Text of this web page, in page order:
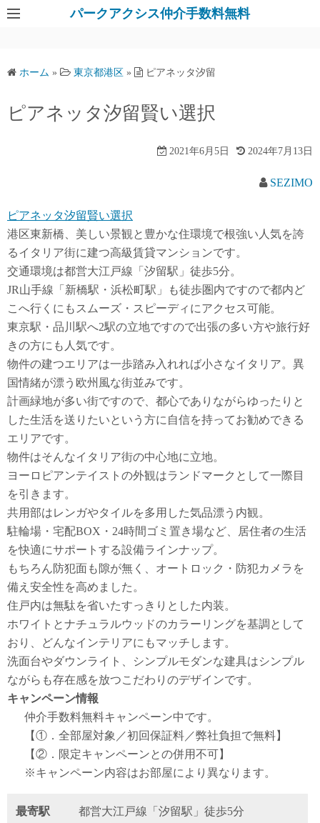
パークアクシス仲介手数料無料
ホーム » 東京都港区 » ピアネッタ汐留
ピアネッタ汐留賢い選択
2021年6月5日 2024年7月13日
SEZIMO
ピアネッタ汐留賢い選択
港区東新橋、美しい景観と豊かな住環境で根強い人気を誇
るイタリア街に建つ高級賃貸マンションです。
交通環境は都営大江戸線「汐留駅」徒歩5分。
JR山手線「新橋駅・浜松町駅」も徒歩圏内ですので都内ど
こへ行くにもスムーズ・スピーディにアクセス可能。
東京駅・品川駅へ2駅の立地ですので出張の多い方や旅行好
きの方にも人気です。
物件の建つエリアは一歩踏み入れれば小さなイタリア。異
国情緒が漂う欧州風な街並みです。
計画緑地が多い街ですので、都心でありながらゆったりと
した生活を送りたいという方に自信を持ってお勧めできる
エリアです。
物件はそんなイタリア街の中心地に立地。
ヨーロピアンテイストの外観はランドマークとして一際目
を引きます。
共用部はレンガやタイルを多用した気品漂う内観。
駐輪場・宅配BOX・24時間ゴミ置き場など、居住者の生活
を快適にサポートする設備ラインナップ。
もちろん防犯面も隙が無く、オートロック・防犯カメラを
備え安全性を高めました。
住戸内は無駄を省いたすっきりとした内装。
ホワイトとナチュラルウッドのカラーリングを基調として
おり、どんなインテリアにもマッチします。
洗面台やダウンライト、シンプルモダンな建具はシンプル
ながらも存在感を放つこだわりのデザインです。
キャンペーン情報
仲介手数料無料キャンペーン中です。
【①．全部屋対象／初回保証料／弊社負担で無料】
【②．限定キャンペーンとの併用不可】
※キャンペーン内容はお部屋により異なります。
最寄駅
都営大江戸線「汐留駅」徒歩5分